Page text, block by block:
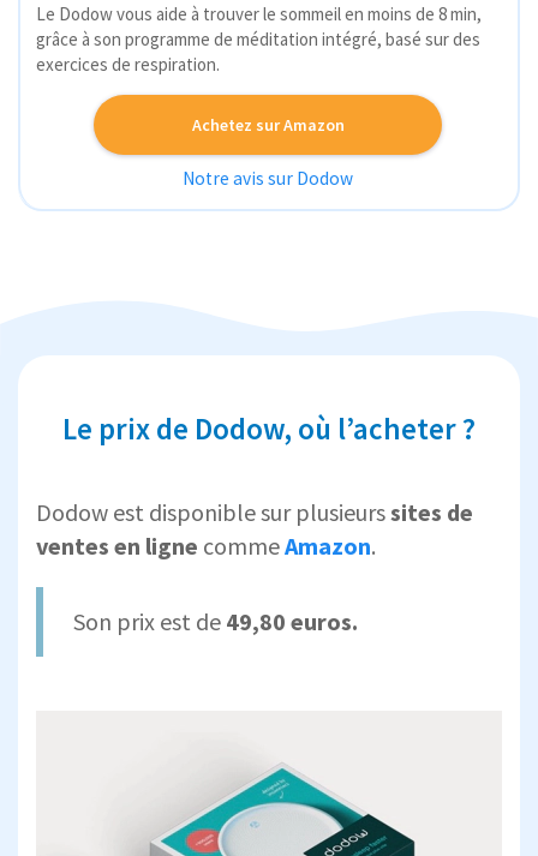
Le Dodow vous aide à trouver le sommeil en moins de 8 min,
grâce à son programme de méditation intégré, basé sur des
exercices de respiration.
Achetez sur Amazon
Notre avis sur Dodow
Le prix de Dodow, où l’acheter ?
Dodow est disponible sur plusieurssites de
ventes en ligne commeAmazon.
Son prix est de 49,80 euros.